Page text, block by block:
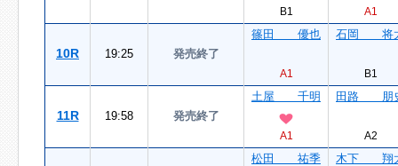
B1 A1
10R 19:25 発売終了
篠田 優也
A1
石岡 将
B1
11R 19:58 発売終了
土屋 千明
A1
田路 朋
A2
松田 祐季 木下 翔